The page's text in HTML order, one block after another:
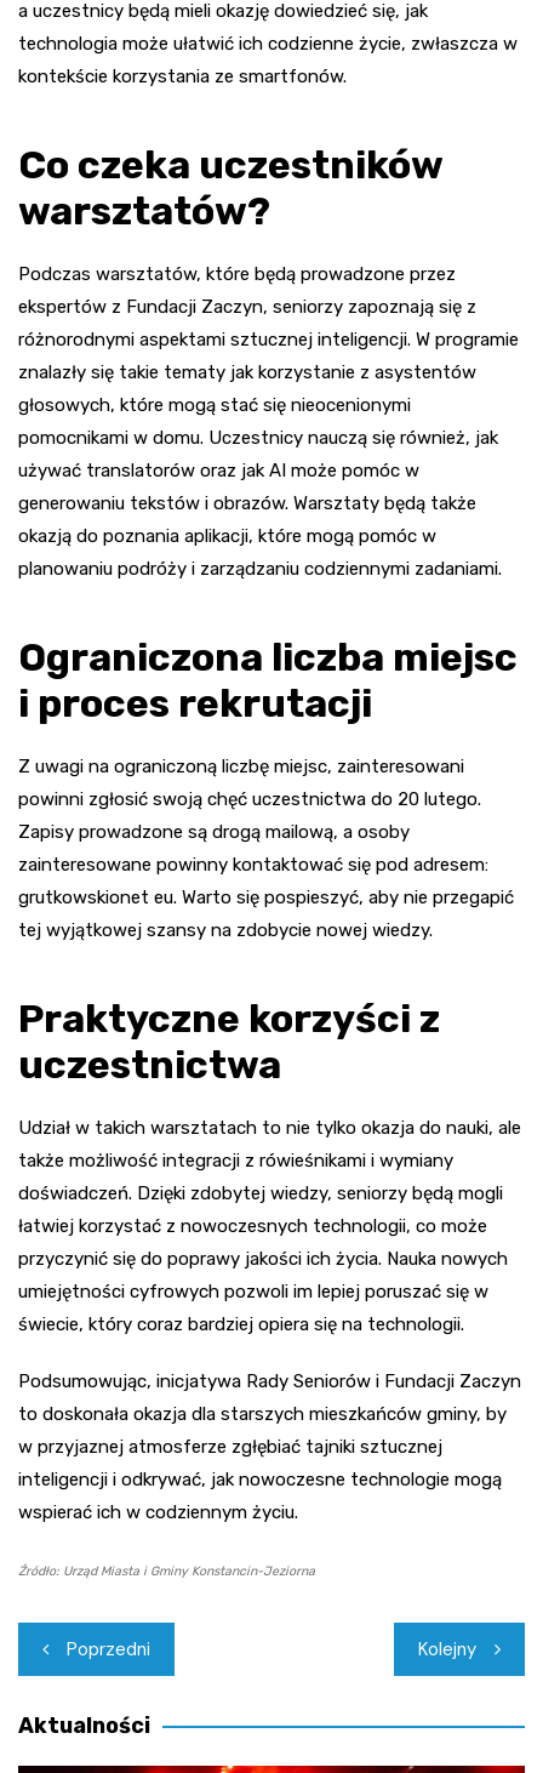
a uczestnicy będą mieli okazję dowiedzieć się, jak
technologia może ułatwić ich codzienne życie, zwłaszcza w
kontekście korzystania ze smartfonów.
Co czeka uczestników
warsztatów?
Podczas warsztatów, które będą prowadzone przez
ekspertów z Fundacji Zaczyn, seniorzy zapoznają się z
różnorodnymi aspektami sztucznej inteligencji. W programie
znalazły się takie tematy jak korzystanie z asystentów
głosowych, które mogą stać się nieocenionymi
pomocnikami w domu. Uczestnicy nauczą się również, jak
używać translatorów oraz jak AI może pomóc w
generowaniu tekstów i obrazów. Warsztaty będą także
okazją do poznania aplikacji, które mogą pomóc w
planowaniu podróży i zarządzaniu codziennymi zadaniami.
Ograniczona liczba miejsc
i proces rekrutacji
Z uwagi na ograniczoną liczbę miejsc, zainteresowani
powinni zgłosić swoją chęć uczestnictwa do 20 lutego.
Zapisy prowadzone są drogą mailową, a osoby
zainteresowane powinny kontaktować się pod adresem:
grutkowskionet eu. Warto się pospieszyć, aby nie przegapić
tej wyjątkowej szansy na zdobycie nowej wiedzy.
Praktyczne korzyści z
uczestnictwa
Udział w takich warsztatach to nie tylko okazja do nauki, ale
także możliwość integracji z rówieśnikami i wymiany
doświadczeń. Dzięki zdobytej wiedzy, seniorzy będą mogli
łatwiej korzystać z nowoczesnych technologii, co może
przyczynić się do poprawy jakości ich życia. Nauka nowych
umiejętności cyfrowych pozwoli im lepiej poruszać się w
świecie, który coraz bardziej opiera się na technologii.
Podsumowując, inicjatywa Rady Seniorów i Fundacji Zaczyn
to doskonała okazja dla starszych mieszkańców gminy, by
w przyjaznej atmosferze zgłębiać tajniki sztucznej
inteligencji i odkrywać, jak nowoczesne technologie mogą
wspierać ich w codziennym życiu.
Źródło: Urząd Miasta i Gminy Konstancin-Jeziorna
Nawigacja
wpisu
Poprzedni Kolejny
Aktualności